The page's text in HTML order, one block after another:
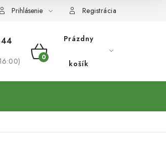
Prihlásenie Registrácia
NÁKUPNÝ
Prázdny
košík